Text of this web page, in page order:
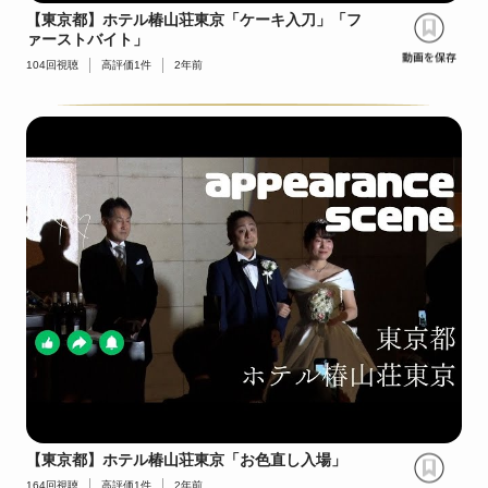
【東京都】ホテル椿山荘東京「ケーキ入刀」「フ
ァーストバイト」
104回視聴 高評価1件 2年前
【東京都】ホテル椿山荘東京「お色直し入場」
164回視聴 高評価1件 2年前